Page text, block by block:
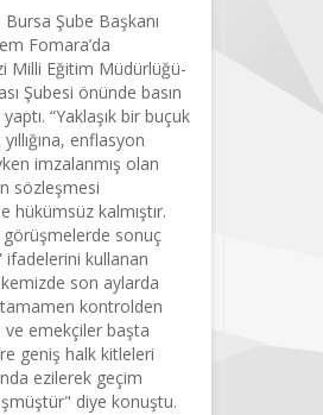
Şube Başkanı
Fomara’da
Milli Eğitim Müdürlüğü-
Şubesi önünde basın
yaptı. “Yaklaşık bir buçuk
enflasyon
imzalanmış olan
sözleşmesi
hükümsüz kalmıştır.
görüşmelerde sonuç
ifadelerini kullanan
son aylarda
kontrolden
ve emekçiler başta
geniş halk kitleleri
ezilerek geçim
diye konuştu.